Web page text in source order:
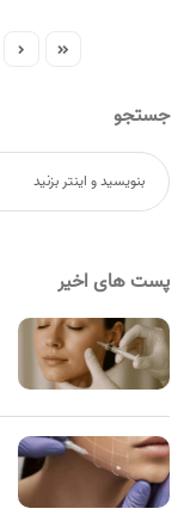
جستجو
پست های اخیر